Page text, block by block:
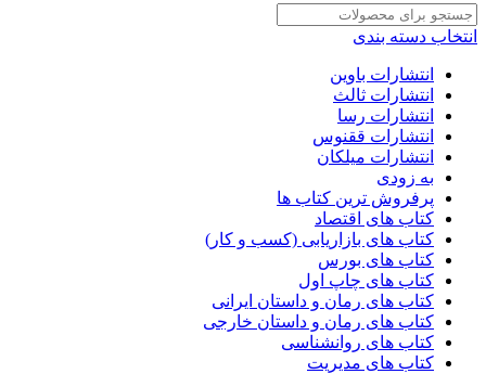
انتخاب دسته بندی
انتشارات باوین
انتشارات ثالث
انتشارات رسا
انتشارات ققنوس
انتشارات میلکان
به زودی
پرفروش ترین کتاب ها
کتاب های اقتصاد
کتاب های بازاریابی (کسب و کار)
کتاب های بورس
کتاب های چاپ اول
کتاب های رمان و داستان ایرانی
کتاب های رمان و داستان خارجی
کتاب های روانشناسی
کتاب های مدیریت